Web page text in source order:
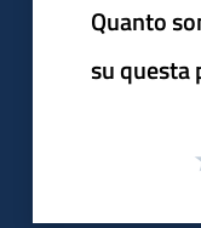
Quanto
su questa